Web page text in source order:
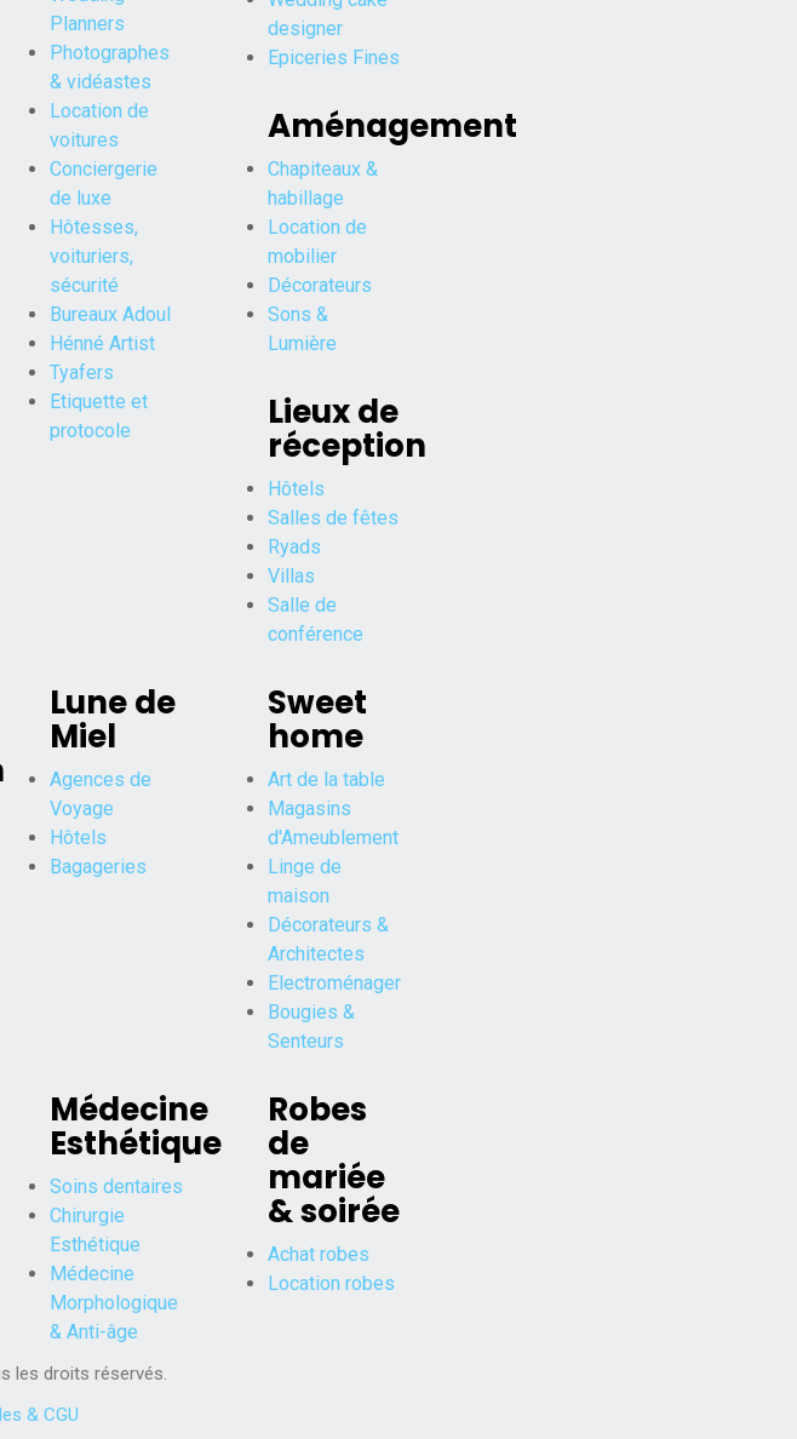
Planners
Photographes
& vidéastes
Location de
voitures
Conciergerie
de luxe
Hôtesses,
voituriers,
sécurité
Bureaux Adoul
Hénné Artist
Tyafers
Etiquette et
protocole
designer
Epiceries Fines
Aménagement
Chapiteaux &
habillage
Location de
mobilier
Décorateurs
Sons &
Lumière
Lieux de
réception
Hôtels
Salles de fêtes
Ryads
Villas
Salle de
conférence
Lune de
Miel
Agences de
Voyage
Hôtels
Bagageries
Sweet
home
Art de la table
Magasins
d'Ameublement
Linge de
maison
Décorateurs &
Architectes
Electroménager
Bougies &
Senteurs
Médecine
Esthétique
Soins dentaires
Chirurgie
Esthétique
Médecine
Morphologique
& Anti-âge
Robes
de
mariée
& soirée
Achat robes
Location robes
les droits réservés.
& CGU